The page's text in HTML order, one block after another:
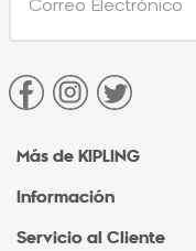
Más de KIPLING
Acerca de Kipling
Sucursales
Información
Contacto
Servicio al Cliente